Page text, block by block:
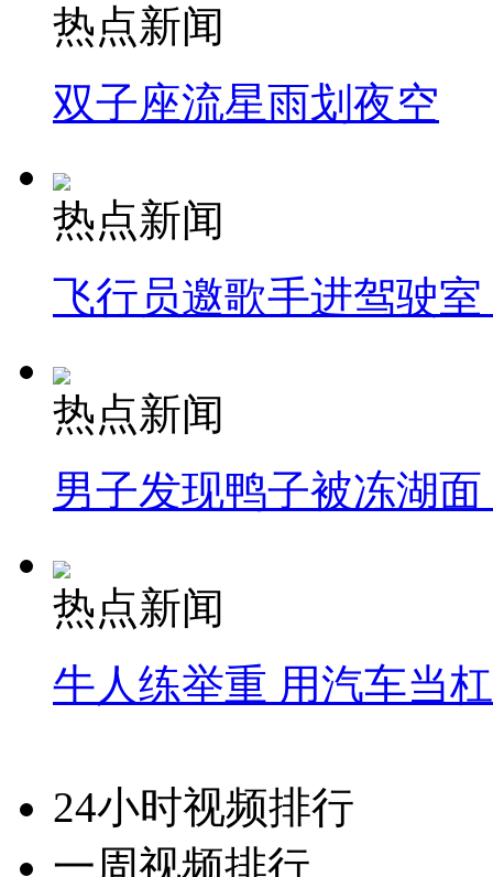
热点新闻
双子座流星雨划夜空
热点新闻
飞行员邀歌手进驾驶
热点新闻
男子发现鸭子被冻湖
热点新闻
牛人练举重 用汽车当
24小时视频排行
一周视频排行